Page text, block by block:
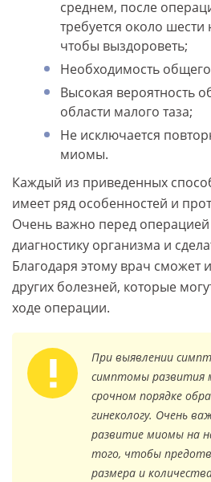
среднем, после
требуется около шести
чтобы выздороветь;
Необходимость
Высокая вероятность
области малого таза;
Не исключается
миомы.
Каждый из приведенных
имеет ряд особенностей и
Очень важно перед
диагностику организма и
Благодаря этому врач сможет
других болезней, которые
ходе операции.
При выявлении
симптомы развития
срочном порядке
гинекологу. Очень
развитие миомы на
того, чтобы
размера и